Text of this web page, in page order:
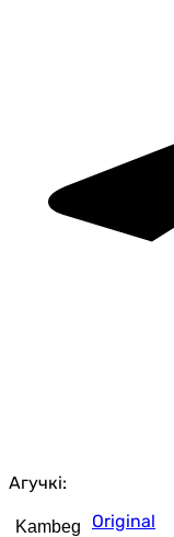
Агучкі:
Kambeg
Original